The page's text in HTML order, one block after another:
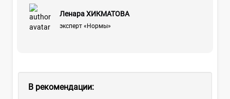
Ленара ХИКМАТОВА
эксперт «Нормы»
В рекомендации: